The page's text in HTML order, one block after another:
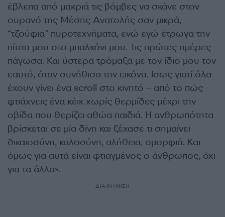
έβλεπα από μακριά τις βόμβες να σκάνε στον
ουρανό της Μέσης Ανατολής σαν μικρά,
“τζούφια” πυροτεχνήματα, ενώ εγώ έτρωγα την
πίτσα μου στο μπαλκόνι μου. Τις πρώτες ημέρες
πάγωσα. Και ύστερα τρόμαξα με τον ίδιο μου τον
εαυτό, όταν συνήθισα την εικόνα. Ισως γιατί όλα
έχουν γίνει ένα scroll στο κινητό – από το πώς
φτιάχνεις ένα κέικ χωρίς θερμίδες μέχρι την
οβίδα που θερίζει αθώα παιδιά. Η ανθρωπότητα
βρίσκεται σε μία δίνη και ξέχασε τι σημαίνει
δικαιοσύνη, καλοσύνη, αλήθεια, ομορφιά. Και
όμως για αυτά είναι φτιαγμένος ο άνθρωπος, όχι
για τα άλλα».
ΔΙΑΦΗΜΙΣΗ